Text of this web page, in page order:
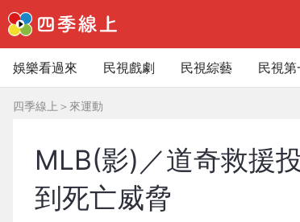
娛樂看過來 民視戲劇 民視綜藝 民視
四季線上 ＞ 來運動
MLB(影)／道奇救援
到死亡威脅